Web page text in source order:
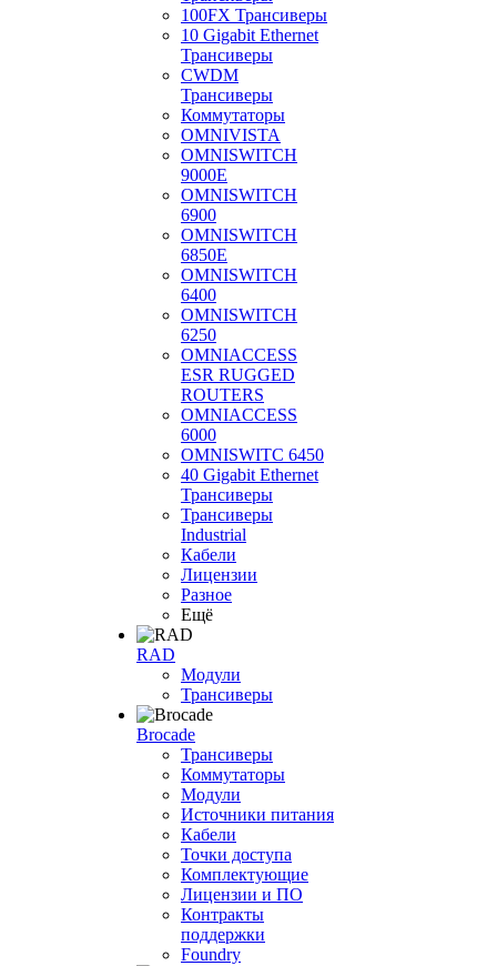
100FX Трансиверы
10 Gigabit Ethernet
Трансиверы
CWDM
Трансиверы
Коммутаторы
OMNIVISTA
OMNISWITCH
9000E
OMNISWITCH
6900
OMNISWITCH
6850E
OMNISWITCH
6400
OMNISWITCH
6250
OMNIACCESS
ESR RUGGED
ROUTERS
OMNIACCESS
6000
OMNISWITC 6450
40 Gigabit Ethernet
Трансиверы
Трансиверы
Industrial
Кабели
Лицензии
Разное
Ещё
RAD
Модули
Трансиверы
Brocade
Трансиверы
Коммутаторы
Модули
Источники питания
Кабели
Точки доступа
Комплектующие
Лицензии и ПО
Контракты
поддержки
Foundry